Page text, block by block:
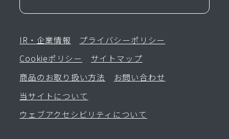
IR・企業情報
プライバシーポリシー
Cookieポリシー
サイトマップ
商品のお取り扱い方法
お問い合わせ
当サイトについて
ウェブアクセシビリティについて